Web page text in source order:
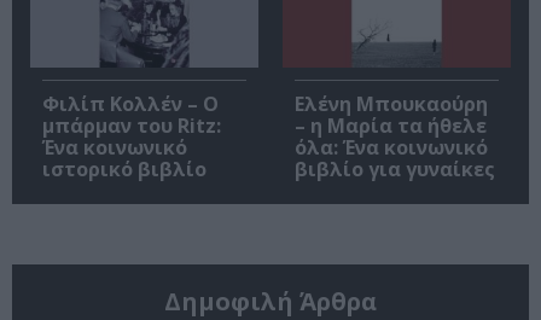
Φιλίπ Κολλέν – Ο
μπάρμαν του Ritz:
Ένα κοινωνικό
ιστορικό βιβλίο
Ελένη Μπουκαούρη
– η Μαρία τα ήθελε
όλα: Ένα κοινωνικό
βιβλίο για γυναίκες
Δημοφιλή Άρθρα